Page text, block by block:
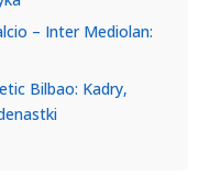
– Inter Mediolan:
Bilbao: Kadry,